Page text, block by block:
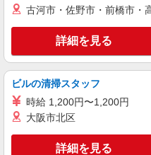
力・前職給
6,000円/4
勤手当6,000
〇業務手当
勤手当 〇深
始勤務手当
エイジフ
毛区穴川三
キープ
正社員
エイジフリーハウス千葉穴川
介護職／サ
／介護福祉
古河市・佐野市・前橋市・
詳細を見る
ビルの清掃スタッフ
時給 1,200円〜1,200円
大阪市北区
詳細を見る